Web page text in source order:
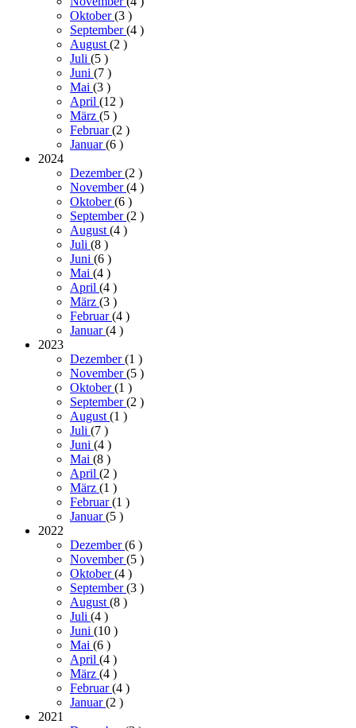
Oktober(3 )
September(4 )
August (2 )
Juli (5 )
Juni (7 )
Mai (3 )
April (12 )
März (5 )
Februar(2 )
Januar(6 )
2024
Dezember(2 )
November(4 )
Oktober(6 )
September(2 )
August (4 )
Juli (8 )
Juni (6 )
Mai (4 )
April (4 )
März (3 )
Februar(4 )
Januar(4 )
2023
Dezember(1 )
November(5 )
Oktober(1 )
September(2 )
August (1 )
Juli (7 )
Juni (4 )
Mai (8 )
April (2 )
März (1 )
Februar(1 )
Januar(5 )
2022
Dezember(6 )
November(5 )
Oktober(4 )
September(3 )
August (8 )
Juli (4 )
Juni (10 )
Mai (6 )
April (4 )
März (4 )
Februar(4 )
Januar(2 )
2021